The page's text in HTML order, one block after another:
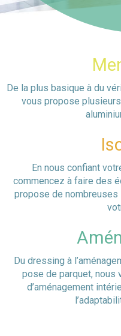
De la plus basique à du
vous propose
En nous confiant
commencez à faire des
propose de nombreuses
Du dressing à
pose de parquet,
d’aménagement